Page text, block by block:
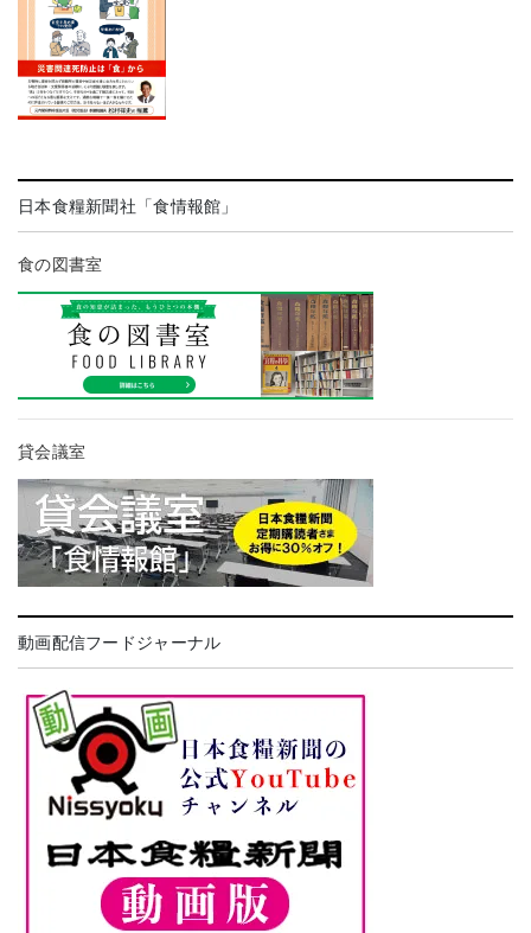
日本食糧新聞社「食情報館」
食の図書室
貸会議室
動画配信フードジャーナル